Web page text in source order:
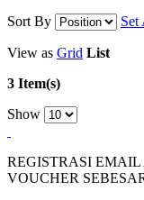
Sort By
Set
View as Grid List
3 Item(s)
Show
REGISTRASI
VOUCHER